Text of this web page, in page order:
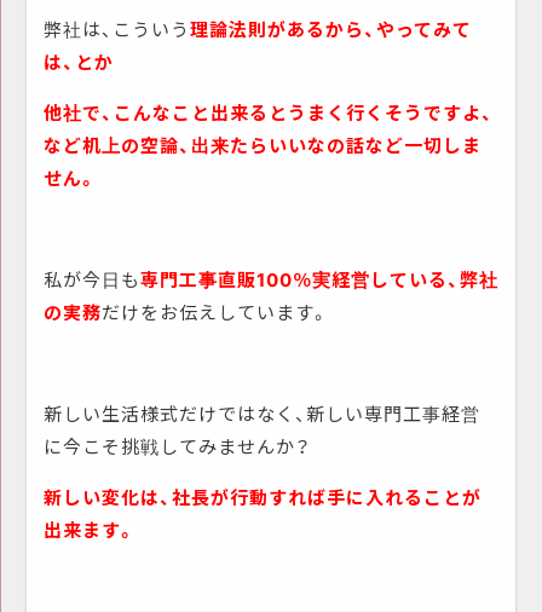
弊社は、こういう理論法則があるから、やってみて
は、とか
他社で、こんなこと出来るとうまく行くそうですよ、
など机上の空論、出来たらいいなの話など一切しま
せん。
私が今日も専門工事直販100％実経営している、弊社
の実務だけをお伝えしています。
新しい生活様式だけではなく、新しい専門工事経営
に今こそ挑戦してみませんか？
新しい変化は、社長が行動すれば手に入れることが
出来ます。